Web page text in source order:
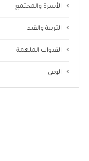
الأسرة والمجتمع
التربية والقيم
القدوات الملهمة
الوعي